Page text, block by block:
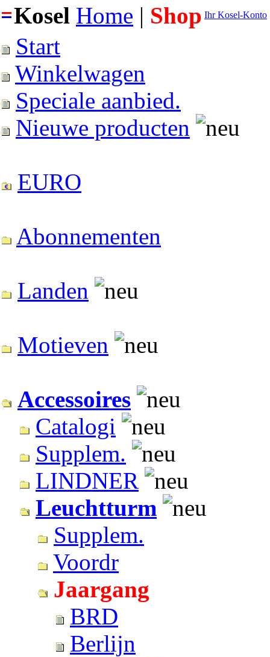
Kosel Home | Shop Ihr Kosel-Konto
Start
Winkelwagen
Speciale aanbied.
Nieuwe producten
EURO
Abonnementen
Landen
Motieven
Accessoires
Catalogi
Supplem.
LINDNER
Leuchtturm
Supplem.
Voordr
Jaargang
BRD
Berlijn